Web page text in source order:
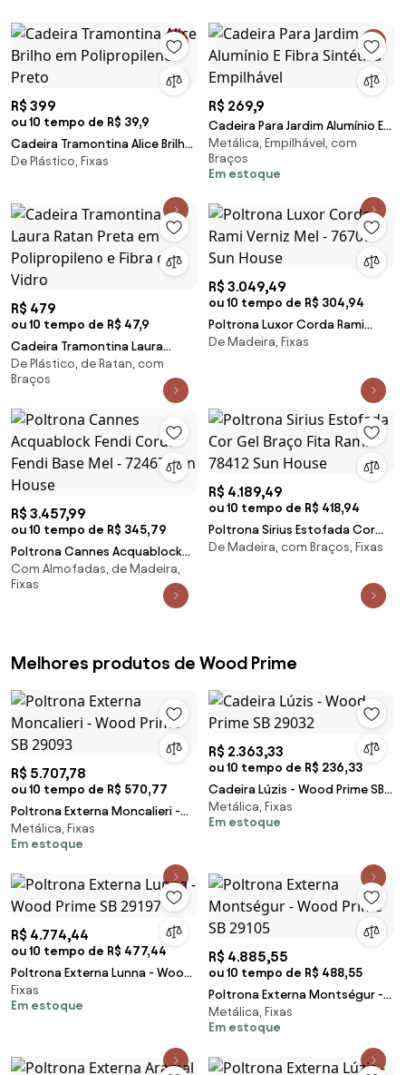
R$ 399
ou 10 tempo de R$ 39,9
Cadeira Tramontina Alice Brilho
em Polipropileno Preto
De Plástico, Fixas
R$ 269,9
Cadeira Para Jardim Alumínio E
Fibra Sintética Empilhável
Metálica, Empilhável, com
Braços
Em estoque
R$ 479
ou 10 tempo de R$ 47,9
Cadeira Tramontina Laura
Ratan Preta em Polipropileno e
Fibra de Vidro
De Plástico, de Ratan, com
Braços
R$ 3.049,49
ou 10 tempo de R$ 304,94
Poltrona Luxor Corda Rami
Verniz Mel - 76707 Sun House
De Madeira, Fixas
R$ 3.457,99
ou 10 tempo de R$ 345,79
Poltrona Cannes Acquablock
Fendi Corda Fendi Base Mel -
72467 Sun House
Com Almofadas, de Madeira,
Fixas
R$ 4.189,49
ou 10 tempo de R$ 418,94
Poltrona Sirius Estofada Cor
Gel Braço Fita Rami - 78412 Sun
De Madeira, com Braços, Fixas
Melhores produtos de Wood Prime
R$ 5.707,78
ou 10 tempo de R$ 570,77
Poltrona Externa Moncalieri -
Wood Prime SB 29093
Metálica, Fixas
Em estoque
R$ 2.363,33
ou 10 tempo de R$ 236,33
Cadeira Lúzis - Wood Prime SB
29032
Metálica, Fixas
Em estoque
R$ 4.774,44
ou 10 tempo de R$ 477,44
Poltrona Externa Lunna - Wood
Prime SB 29197
Fixas
Em estoque
R$ 4.885,55
ou 10 tempo de R$ 488,55
Poltrona Externa Montségur -
Wood Prime SB 29105
Metálica, Fixas
Em estoque